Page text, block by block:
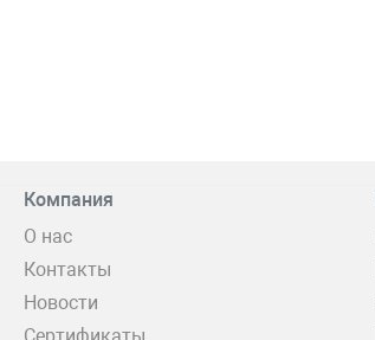
Компания
О нас
Контакты
Новости